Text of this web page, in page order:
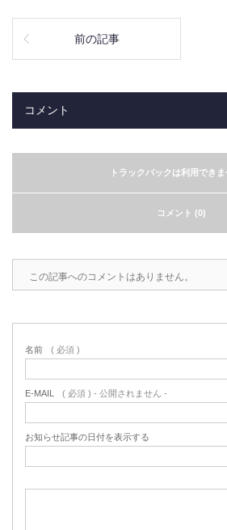
前の記事
コメント
トラックバックは利用できま
コメント (0)
この記事へのコメントはありません。
名前 ( 必須 )
E-MAIL ( 必須 ) - 公開されません -
お知らせ記事の日付を表示する